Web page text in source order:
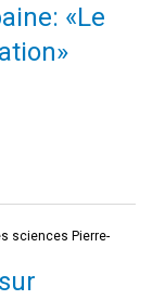
«Le
sciences Pierre-